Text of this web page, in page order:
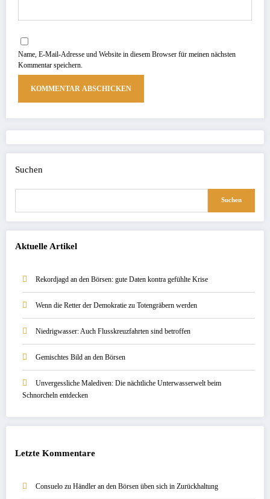
Name, E-Mail-Adresse und Website in diesem Browser für meinen nächsten
Kommentar speichern.
Suchen
Suchen
Aktuelle Artikel
Rekordjagd an den Börsen: gute Daten kontra gefühlte Krise
Wenn die Retter der Demokratie zu Totengräbern werden
Niedrigwasser: Auch Flusskreuzfahrten sind betroffen
Gemischtes Bild an den Börsen
Unvergessliche Malediven: Die nächtliche Unterwasserwelt beim
Schnorcheln entdecken
Letzte Kommentare
Consuelo zu Händler an den Börsen üben sich in Zurückhaltung